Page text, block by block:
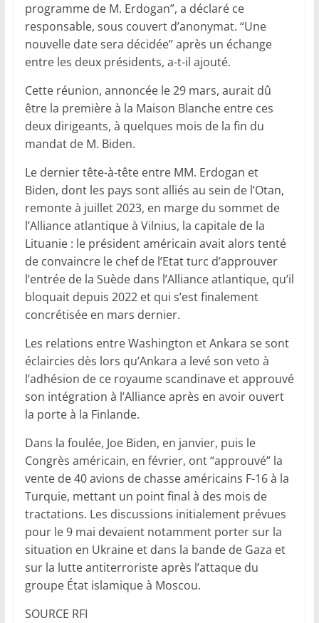
programme de M. Erdogan”, a déclaré ce
responsable, sous couvert d’anonymat. “Une
nouvelle date sera décidée” après un échange
entre les deux présidents, a-t-il ajouté.
Cette réunion, annoncée le 29 mars, aurait dû
être la première à la Maison Blanche entre ces
deux dirigeants, à quelques mois de la fin du
mandat de M. Biden.
Le dernier tête-à-tête entre MM. Erdogan et
Biden, dont les pays sont alliés au sein de l’Otan,
remonte à juillet 2023, en marge du sommet de
l’Alliance atlantique à Vilnius, la capitale de la
Lituanie : le président américain avait alors tenté
de convaincre le chef de l’Etat turc d’approuver
l’entrée de la Suède dans l’Alliance atlantique, qu’il
bloquait depuis 2022 et qui s’est finalement
concrétisée en mars dernier.
Les relations entre Washington et Ankara se sont
éclaircies dès lors qu’Ankara a levé son veto à
l’adhésion de ce royaume scandinave et approuvé
son intégration à l’Alliance après en avoir ouvert
la porte à la Finlande.
Dans la foulée, Joe Biden, en janvier, puis le
Congrès américain, en février, ont “approuvé” la
vente de 40 avions de chasse américains F-16 à la
Turquie, mettant un point final à des mois de
tractations. Les discussions initialement prévues
pour le 9 mai devaient notamment porter sur la
situation en Ukraine et dans la bande de Gaza et
sur la lutte antiterroriste après l’attaque du
groupe État islamique à Moscou.
SOURCE RFI